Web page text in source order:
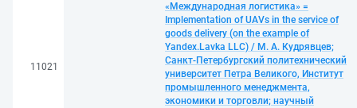
11021
«Международная логистика» =
Implementation of UAVs in the service of
goods delivery (on the example of
Yandex.Lavka LLC) / М. А. Кудрявцев;
Санкт-Петербургский политехнический
университет Петра Великого, Институт
промышленного менеджмента,
экономики и торговли; научный